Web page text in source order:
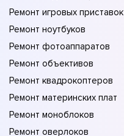
Ремонт игровых приставок
Ремонт ноутбуков
Ремонт фотоаппаратов
Ремонт объективов
Ремонт квадрокоптеров
Ремонт материнских плат
Ремонт моноблоков
Ремонт оверлоков